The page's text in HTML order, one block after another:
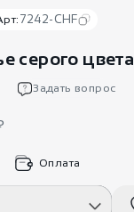
7242-CHF
серого цвета
Задать вопрос
Оплата